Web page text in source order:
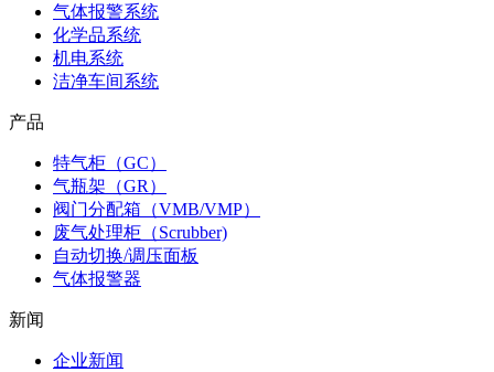
气体报警系统
化学品系统
机电系统
洁净车间系统
产品
特气柜（GC）
气瓶架（GR）
阀门分配箱（VMB/VMP）
废气处理柜（Scrubber)
自动切换/调压面板
气体报警器
新闻
企业新闻